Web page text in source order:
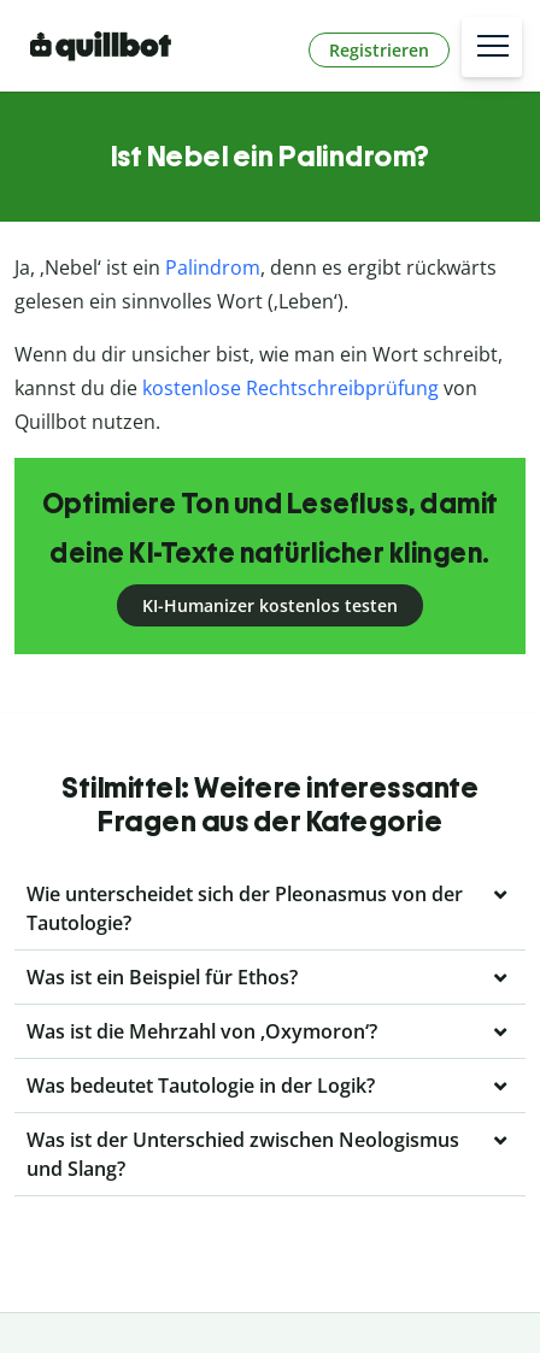
Registrieren
Ist Nebel ein Palindrom?
Ja, ‚Nebel‘ ist ein Palindrom, denn es ergibt rückwärts
gelesen ein sinnvolles Wort (‚Leben‘).
Wenn du dir unsicher bist, wie man ein Wort schreibt,
kannst du die kostenlose Rechtschreibprüfungvon
Quillbot nutzen.
Optimiere Ton und Lesefluss, damit
deine KI-Texte natürlicher klingen.
KI-Humanizer kostenlos testen
Stilmittel: Weitere interessante
Fragen aus der Kategorie
Wie unterscheidet sich der Pleonasmus von der
Tautologie?
Was ist ein Beispiel für Ethos?
Was ist die Mehrzahl von ‚Oxymoron‘?
Was bedeutet Tautologie in der Logik?
Was ist der Unterschied zwischen Neologismus
und Slang?